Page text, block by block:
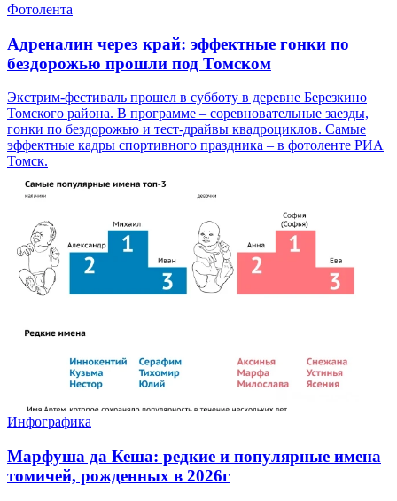
Фотолента
Адреналин через край: эффектные гонки по
бездорожью прошли под Томском
Экстрим-фестиваль прошел в субботу в деревне Березкино
Томского района. В программе – соревновательные заезды,
гонки по бездорожью и тест-драйвы квадроциклов. Самые
эффектные кадры спортивного праздника – в фотоленте РИА
Томск.
Инфографика
Марфуша да Кеша: редкие и популярные имена
томичей, рожденных в 2026г